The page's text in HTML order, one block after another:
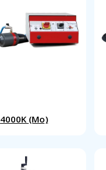
4000K (Mo)